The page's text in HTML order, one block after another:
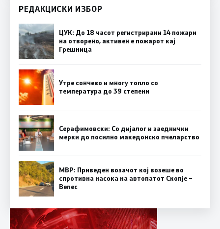
РЕДАКЦИСКИ ИЗБОР
ЦУК: До 18 часот регистрирани 14 пожари
на отворено, активен е пожарот кај
Грешница
Утре сончево и многу топло со
температура до 39 степени
Серафимовски: Со дијалог и заеднички
мерки до посилно македонско пчеларство
МВР: Приведен возачот кој возеше во
спротивна насока на автопатот Скопје –
Велес